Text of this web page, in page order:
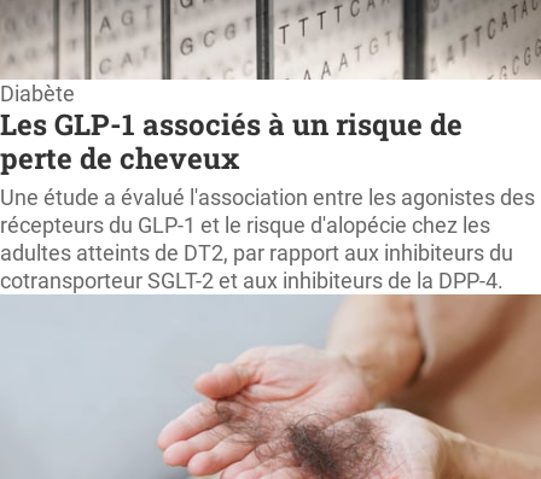
Diabète
Les GLP-1 associés à un risque de
perte de cheveux
Une étude a évalué l'association entre les agonistes des
récepteurs du GLP-1 et le risque d'alopécie chez les
adultes atteints de DT2, par rapport aux inhibiteurs du
cotransporteur SGLT-2 et aux inhibiteurs de la DPP-4.